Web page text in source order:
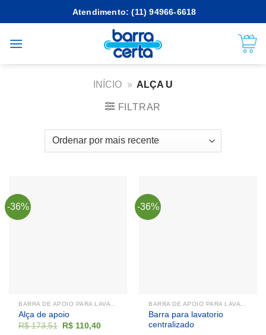
to
Atendimento: (11) 94966-6618
INÍCIO » ALÇA U
FILTRAR
-36%
Alça de apoio
R$173,51 O
R$ 110,40O
-36%
Barra para lavatorio
centralizado